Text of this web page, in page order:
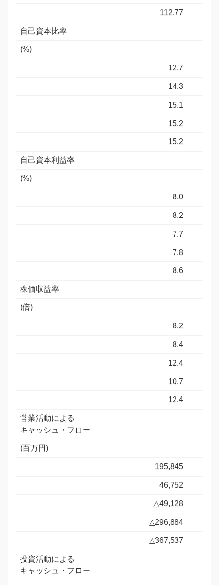
112.77
自己資本比率
(%)
12.7
14.3
15.1
15.2
15.2
自己資本利益率
(%)
8.0
8.2
7.7
7.8
8.6
株価収益率
(倍)
8.2
8.4
12.4
10.7
12.4
営業活動による
キャッシュ・フロー
(百万円)
195,845
46,752
△49,128
△296,884
△367,537
投資活動による
キャッシュ・フロー